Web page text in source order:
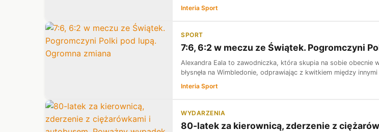
Interia Sport
SPORT
7:6, 6:2 w meczu ze Świątek. Pogromczyni
Alexandra Eala to zawodniczka, która skupia na sobie
błysnęła na Wimbledonie, odprawiając z kwitkiem między
Interia Sport
WYDARZENIA
80-latek za kierownicą, zderzenie z